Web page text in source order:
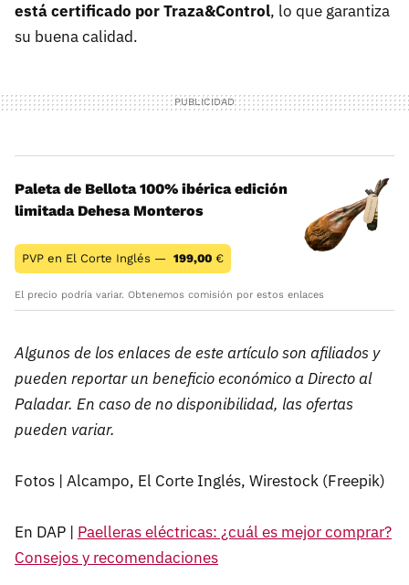
está certificado por Traza&Control, lo que garantiza
su buena calidad.
Paleta de Bellota 100% ibérica edición
limitada Dehesa Monteros
PVP en El Corte Inglés — 199,00 €
El precio podría variar. Obtenemos comisión por estos enlaces
Algunos de los enlaces de este artículo son afiliados y
pueden reportar un beneficio económico a Directo al
Paladar. En caso de no disponibilidad, las ofertas
pueden variar.
Fotos | Alcampo, El Corte Inglés, Wirestock (Freepik)
En DAP | Paelleras eléctricas: ¿cuál es mejor comprar?
Consejos y recomendaciones